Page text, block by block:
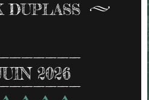
DUPLASS
2026